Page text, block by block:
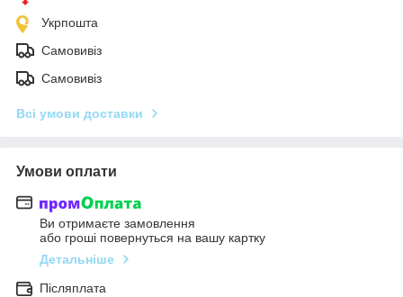
Укрпошта
Самовивіз
Самовивіз
Всі умови доставки
Умови оплати
Ви отримаєте замовлення
або гроші повернуться на вашу картку
Детальніше
Післяплата